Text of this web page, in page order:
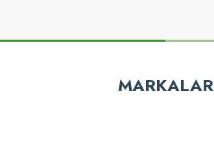
MARKALAR